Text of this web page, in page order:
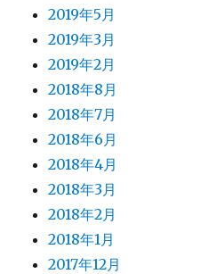
2019年5月
2019年3月
2019年2月
2018年8月
2018年7月
2018年6月
2018年4月
2018年3月
2018年2月
2018年1月
2017年12月